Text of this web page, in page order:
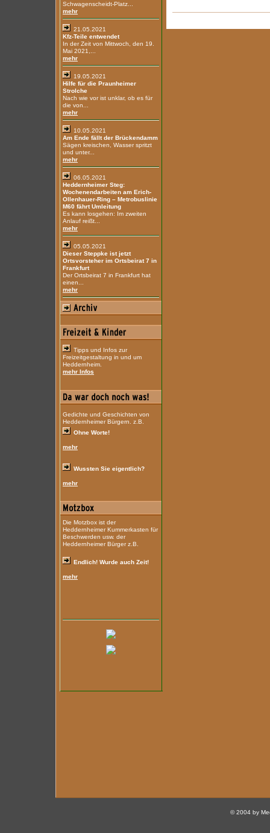
Schwagenscheidt-Platz...
mehr
21.05.2021
Kfz-Teile entwendet
In der Zeit von Mittwoch, den 19.
Mai 2021,...
mehr
19.05.2021
Hilfe für die Praunheimer
Strolche
Nach wie vor ist unklar, ob es für
die von...
mehr
10.05.2021
Am Ende fällt der Brückendamm
Sägen kreischen, Wasser spritzt
und unter...
mehr
06.05.2021
Heddernheimer Steg:
Wochenendarbeiten am Erich-
Ollenhauer-Ring – Metrobuslinie
M60 fährt Umleitung
Es kann losgehen: Im zweiten
Anlauf reißt...
mehr
05.05.2021
Dieser Steppke ist jetzt
Ortsvorsteher im Ortsbeirat 7 in
Frankfurt
Der Ortsbeirat 7 in Frankfurt hat
einen...
mehr
Tipps und Infos zur
Freizeitgestaltung in und um
Heddernheim.
mehr Infos
Gedichte und Geschichten von
Heddernheimer Bürgern. z.B.
Ohne Worte!
mehr
Wussten Sie eigentlich?
mehr
Die Motzbox ist der
Heddernheimer Kummerkasten für
Beschwerden usw. der
Heddernheimer Bürger z.B.
Endlich! Wurde auch Zeit!
mehr
© 2004 by